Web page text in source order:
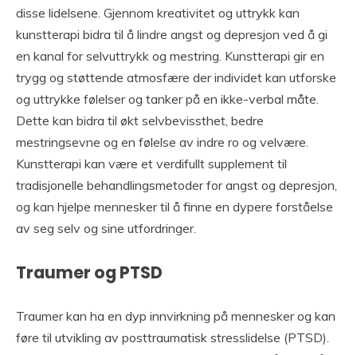
disse lidelsene. Gjennom kreativitet og uttrykk kan
kunstterapi bidra til å lindre angst og depresjon ved å gi
en kanal for selvuttrykk og mestring. Kunstterapi gir en
trygg og støttende atmosfære der individet kan utforske
og uttrykke følelser og tanker på en ikke-verbal måte.
Dette kan bidra til økt selvbevissthet, bedre
mestringsevne og en følelse av indre ro og velvære.
Kunstterapi kan være et verdifullt supplement til
tradisjonelle behandlingsmetoder for angst og depresjon,
og kan hjelpe mennesker til å finne en dypere forståelse
av seg selv og sine utfordringer.
Traumer og PTSD
Traumer kan ha en dyp innvirkning på mennesker og kan
føre til utvikling av posttraumatisk stresslidelse (PTSD).